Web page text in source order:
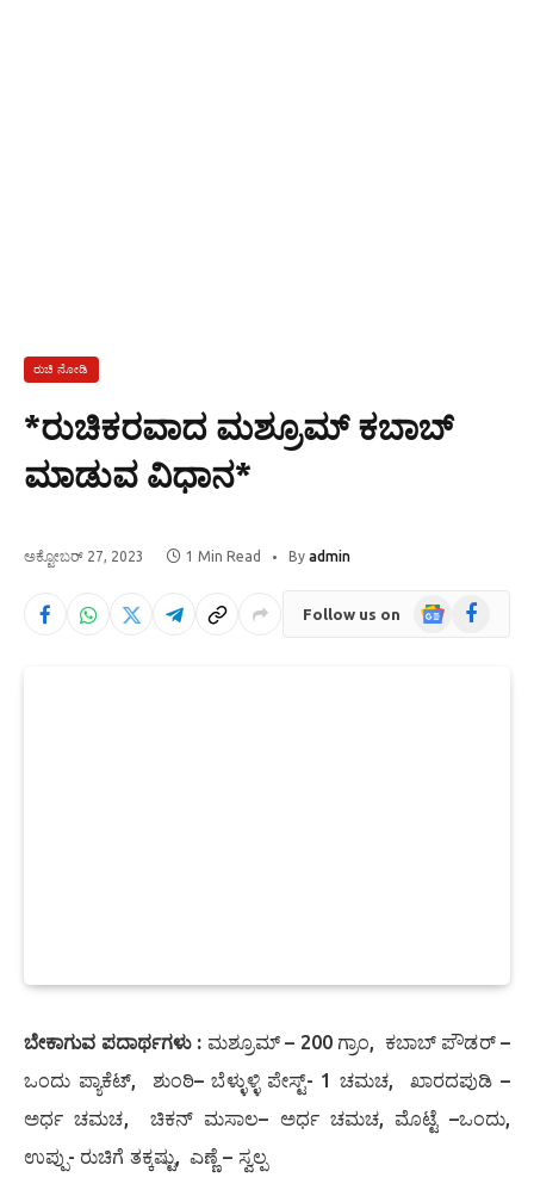
ರುಚಿ ನೋಡಿ
*ರುಚಿಕರವಾದ ಮಶ್ರೂಮ್ ಕಬಾಬ್
ಮಾಡುವ ವಿಧಾನ*
ಅಕ್ಟೋಬರ್ 27, 2023 1 Min Read By admin
Follow us on
GoogleFacebook
ಬೇಕಾಗುವ ಪದಾರ್ಥಗಳು : ಮಶ್ರೂಮ್ – 200 ಗ್ರಾಂ, ಕಬಾಬ್ ಪೌಡರ್ –
ಒಂದು ಪ್ಯಾಕೆಟ್, ಶುಂಠಿ– ಬೆಳ್ಳುಳ್ಳಿ ಪೇಸ್ಟ್- 1 ಚಮಚ, ಖಾರದಪುಡಿ –
ಅರ್ಧ ಚಮಚ, ಚಿಕನ್ ಮಸಾಲ– ಅರ್ಧ ಚಮಚ, ಮೊಟ್ಟೆ –ಒಂದು,
ಉಪ್ಪು- ರುಚಿಗೆ ತಕ್ಕಷ್ಟು, ಎಣ್ಣೆ – ಸ್ವಲ್ಪ